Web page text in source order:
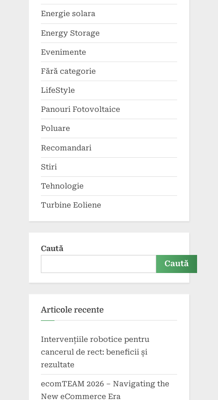
Energie solara
Energy Storage
Evenimente
Fără categorie
LifeStyle
Panouri Fotovoltaice
Poluare
Recomandari
Stiri
Tehnologie
Turbine Eoliene
Caută
Caută
Articole recente
Intervențiile robotice pentru
cancerul de rect: beneficii și
rezultate
ecomTEAM 2026 – Navigating the
New eCommerce Era